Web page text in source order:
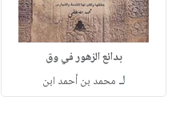
بدائع الزهور في وق
لـ محمد بن أحمد ابن